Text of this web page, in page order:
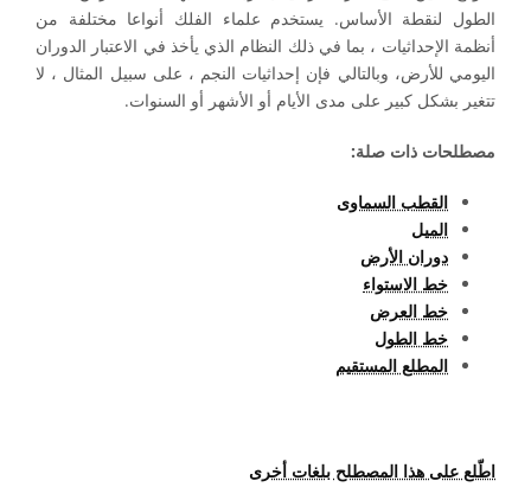
الطول لنقطة الأساس. يستخدم علماء الفلك أنواعا مختلفة من
أنظمة الإحداثيات ، بما في ذلك النظام الذي يأخذ في الاعتبار الدوران
اليومي للأرض، وبالتالي فإن إحداثيات النجم ، على سبيل المثال ، لا
تتغير بشكل كبير على مدى الأيام أو الأشهر أو السنوات.
مصطلحات ذات صلة:
القطب السماوى
الميل
دوران الأرض
خط الاستواء
خط العرض
خط الطول
المطلع المستقيم
اطّلع على هذا المصطلح بلغات أخرى